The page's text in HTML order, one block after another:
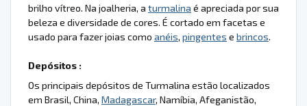
brilho vítreo. Na joalheria, a turmalina é apreciada por sua
beleza e diversidade de cores. É cortado em facetas e
usado para fazer joias como anéis, pingentes e brincos.
Depósitos :
Os principais depósitos de Turmalina estão localizados
em Brasil, China, Madagascar, Namíbia, Afeganistão,